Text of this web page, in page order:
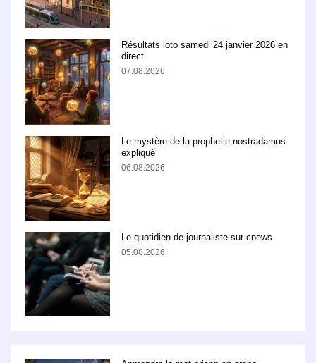
Résultats loto samedi 24 janvier 2026 en
direct
07.08.2026
Le mystère de la prophetie nostradamus
expliqué
06.08.2026
Le quotidien de journaliste sur cnews
05.08.2026